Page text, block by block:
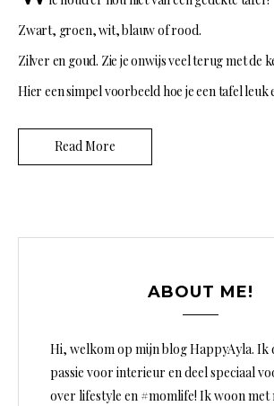
Zwart, groen, wit, blauw of rood.
Zilver en goud. Zie je onwijs veel terug met de
Hier een simpel voorbeeld hoe je een tafel leuk
Read More
ABOUT ME!
Hi, welkom op mijn blog HappyAyla. Ik
passie voor interieur en deel speciaal
over lifestyle en #momlife! Ik woon met